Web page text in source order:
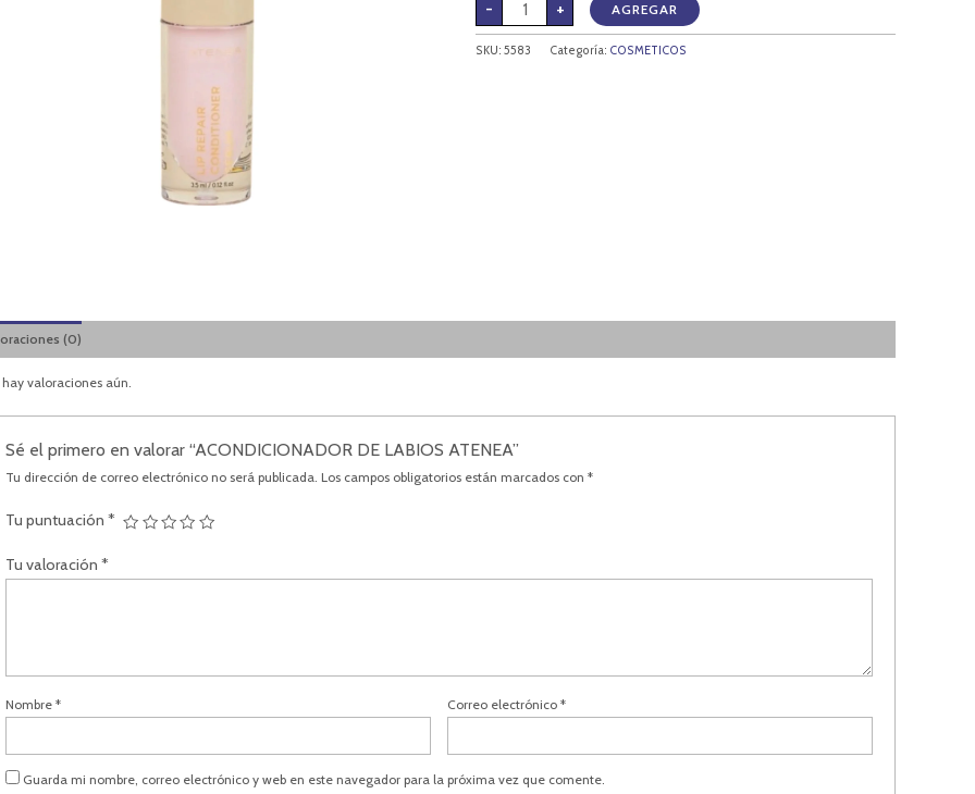
- + AGREGAR
SKU:5583 Categoría: COSMETICOS
(0)
valoraciones aún.
Sé el primero en valorar “ACONDICIONADOR DE LABIOS ATENEA”
Tu dirección de correo electrónico no será publicada. Los campos obligatorios están marcados con*
Tu puntuación*
Tu valoración*
Nombre* Correo electrónico*
Guarda mi nombre, correo electrónico y web en este navegador para la próxima vez que comente.